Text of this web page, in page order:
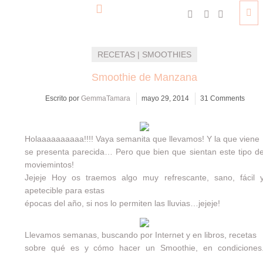
RECETAS | SMOOTHIES
Smoothie de Manzana
Escrito por GemmaTamara mayo 29, 2014 31 Comments
Holaaaaaaaaaa!!!! Vaya semanita que llevamos! Y la que viene
se presenta parecida… Pero que bien que sientan este tipo
moviemintos!
Jejeje Hoy os traemos algo muy refrescante, sano, fácil
apetecible para estas
épocas del año, si nos lo permiten las lluvias…jejeje!
Llevamos semanas, buscando por Internet y en libros, recetas
sobre qué es y cómo hacer un Smoothie, en